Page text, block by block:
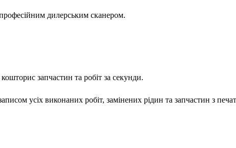
дилерським сканером.
запчастин та робіт за секунди.
усіх виконаних робіт, замінених рідин та запчастин з